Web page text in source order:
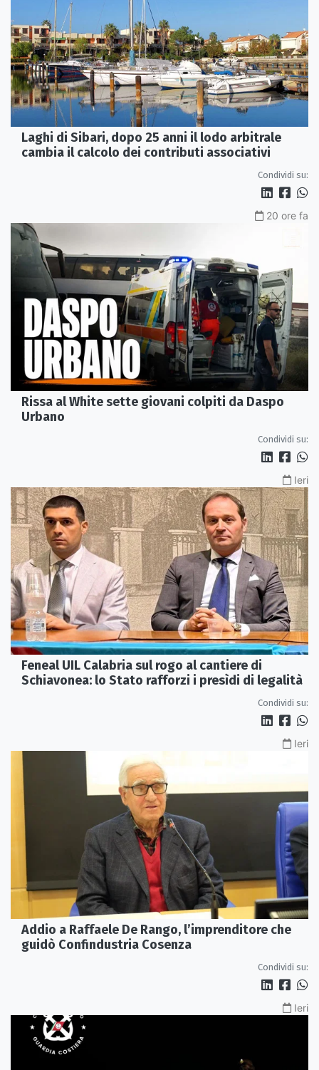
Laghi di Sibari, dopo 25 anni il lodo arbitrale
cambia il calcolo dei contributi associativi
Condividi su:
20 ore fa
Rissa al White sette giovani colpiti da Daspo
Urbano
Condividi su:
Ieri
Feneal UIL Calabria sul rogo al cantiere di
Schiavonea: lo Stato rafforzi i presìdi di legalità
Condividi su:
Ieri
Addio a Raffaele De Rango, l’imprenditore che
guidò Confindustria Cosenza
Condividi su:
Ieri